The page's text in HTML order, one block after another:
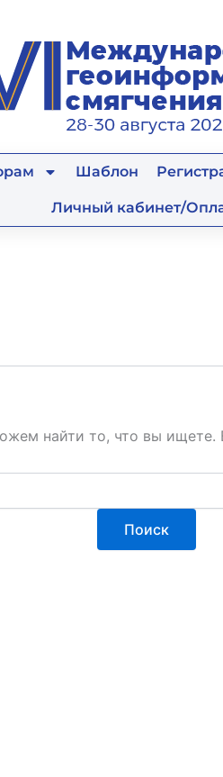
Шаблон
Личный кабинет/
найти то, что вы ищете.